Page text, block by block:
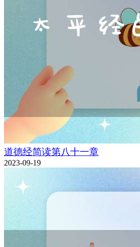
道德经简读第八十一章
2023-09-19